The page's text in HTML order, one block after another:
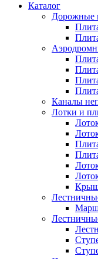
Каталог
Дорожные
Каналы
Лотки и